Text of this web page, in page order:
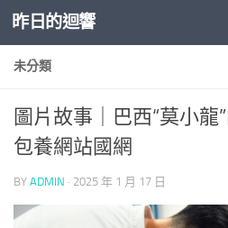
Skip to content
昨日的迴響
未分類
圖片故事｜巴西“莫小龍
包養網站國網
BY ADMIN · 2025 年 1 月 17 日